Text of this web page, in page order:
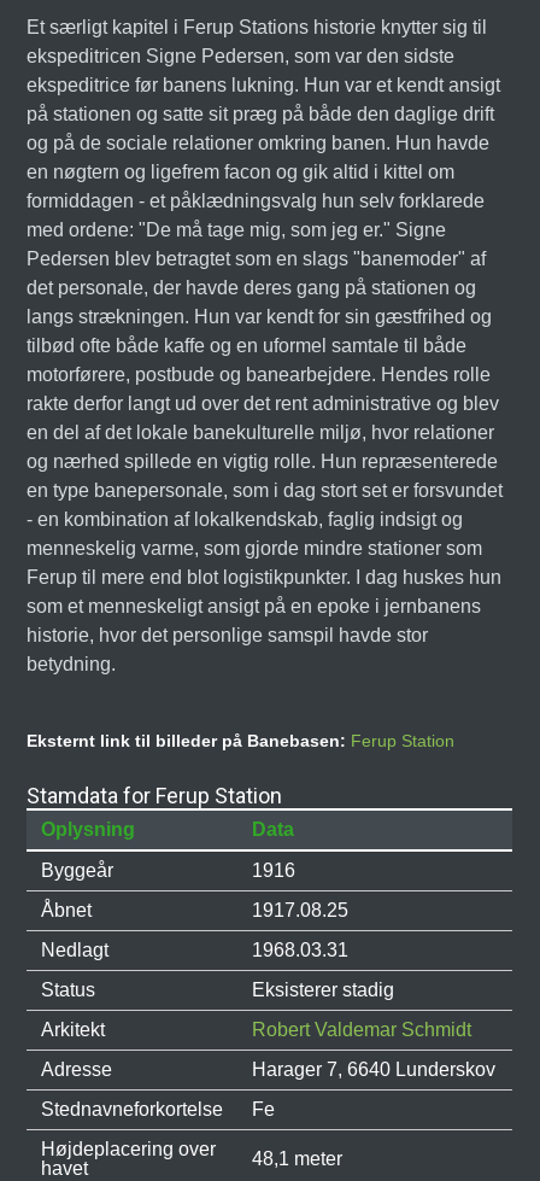
Et særligt kapitel i Ferup Stations historie knytter sig til
ekspeditricen Signe Pedersen, som var den sidste
ekspeditrice før banens lukning. Hun var et kendt ansigt
på stationen og satte sit præg på både den daglige drift
og på de sociale relationer omkring banen. Hun havde
en nøgtern og ligefrem facon og gik altid i kittel om
formiddagen - et påklædningsvalg hun selv forklarede
med ordene: "De må tage mig, som jeg er." Signe
Pedersen blev betragtet som en slags "banemoder" af
det personale, der havde deres gang på stationen og
langs strækningen. Hun var kendt for sin gæstfrihed og
tilbød ofte både kaffe og en uformel samtale til både
motorførere, postbude og banearbejdere. Hendes rolle
rakte derfor langt ud over det rent administrative og blev
en del af det lokale banekulturelle miljø, hvor relationer
og nærhed spillede en vigtig rolle. Hun repræsenterede
en type banepersonale, som i dag stort set er forsvundet
- en kombination af lokalkendskab, faglig indsigt og
menneskelig varme, som gjorde mindre stationer som
Ferup til mere end blot logistikpunkter. I dag huskes hun
som et menneskeligt ansigt på en epoke i jernbanens
historie, hvor det personlige samspil havde stor
betydning.
Eksternt link til billeder på Banebasen: Ferup Station
Stamdata for Ferup Station
Oplysning
Data
Byggeår
1916
Åbnet
1917.08.25
Nedlagt
1968.03.31
Status
Eksisterer stadig
Arkitekt
Robert Valdemar Schmidt
Adresse
Harager 7, 6640 Lunderskov
Stednavneforkortelse
Fe
Højdeplacering over
havet
48,1 meter